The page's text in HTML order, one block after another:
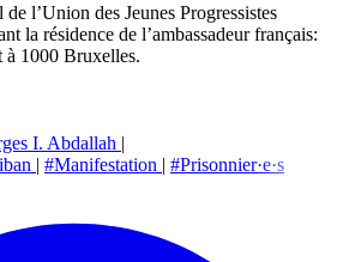
de l’Union des Jeunes Progressistes
la résidence de l’ambassadeur français:
à 1000 Bruxelles.
I. Abdallah |
| #Manifestation | #Prisonnier·e·s